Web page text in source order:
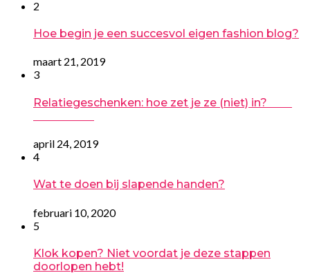
2
Hoe begin je een succesvol eigen fashion blog?
maart 21, 2019
3
Relatiegeschenken: hoe zet je ze (niet) in?
april 24, 2019
4
Wat te doen bij slapende handen?
februari 10, 2020
5
Klok kopen? Niet voordat je deze stappen
doorlopen hebt!